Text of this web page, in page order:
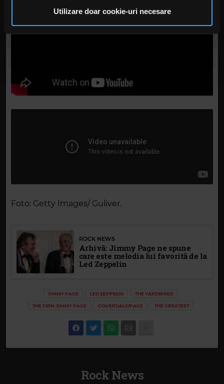
pot combina cu alte informații oferite de dvs. sau culese
continuați să utilizați website-ul nostru, sunteți de acord
Utilizare doar cookie-uri necesare
Foto: Getty Images/ Guliver.
ROCK NEWS
Arhivă: Jimmy Page ne spune
care este melodia lui favorită de la
Led Zeppelin
JIMMY PAGE LED ZEPPELIN THE YARDBIRDS
THE FIRM JIMMY PAGE COVERDALE/PAGE THE GREATEST
Rock News